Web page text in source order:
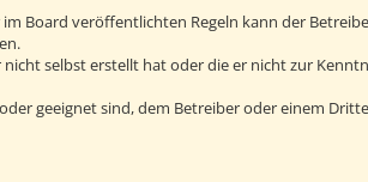
Board veröffentlichten Regeln kann der
selbst erstellt hat oder die er nicht zur
geeignet sind, dem Betreiber oder einem